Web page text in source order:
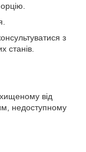
з
станів.
від
недоступному